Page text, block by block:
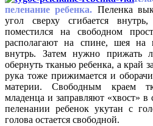
пеленание ребенка. Пеленка
угол сверху сгибается
поместился на свободном
располагают на спине, шея на
внутрь. Затем нужно прижать
обернуть тканью ребенка, а край
рука тоже прижимается и
материи. Свободным краем
младенца и заправляют «хвост»
пеленании ребенок укутан с
голова остается свободной.